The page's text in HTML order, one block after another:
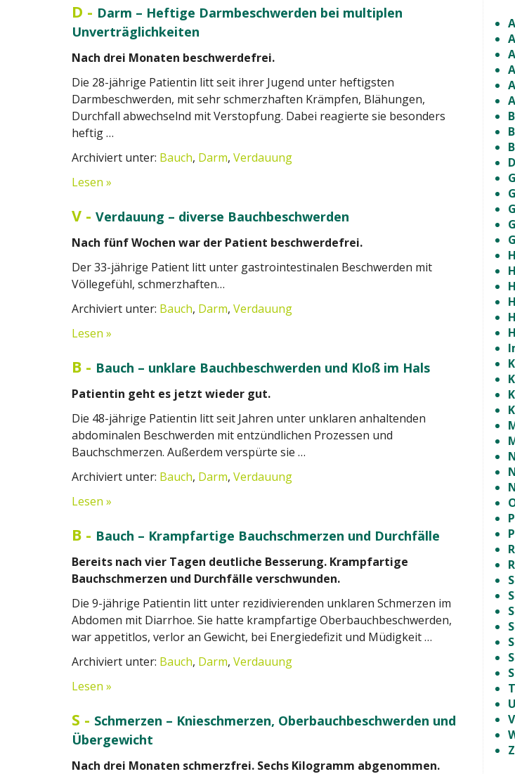
D - Darm – Heftige Darmbeschwerden bei multiplen
Unverträglichkeiten
Nach drei Monaten beschwerdefrei.
Die 28-jährige Patientin litt seit ihrer Jugend unter heftigsten
Darmbeschwerden, mit sehr schmerzhaften Krämpfen, Blähungen,
Durchfall abwechselnd mit Verstopfung. Dabei reagierte sie besonders
heftig …
Archiviert unter: Bauch, Darm, Verdauung
Lesen »
V - Verdauung – diverse Bauchbeschwerden
Nach fünf Wochen war der Patient beschwerdefrei.
Der 33-jährige Patient litt unter gastrointestinalen Beschwerden mit
Völlegefühl, schmerzhaften…
Archiviert unter: Bauch, Darm, Verdauung
Lesen »
B - Bauch – unklare Bauchbeschwerden und Kloß im Hals
Patientin geht es jetzt wieder gut.
Die 48-jährige Patientin litt seit Jahren unter unklaren anhaltenden
abdominalen Beschwerden mit entzündlichen Prozessen und
Bauchschmerzen. Außerdem verspürte sie …
Archiviert unter: Bauch, Darm, Verdauung
Lesen »
B - Bauch – Krampfartige Bauchschmerzen und Durchfälle
Bereits nach vier Tagen deutliche Besserung. Krampfartige
Bauchschmerzen und Durchfälle verschwunden.
Die 9-jährige Patientin litt unter rezidivierenden unklaren Schmerzen im
Abdomen mit Diarrhoe. Sie hatte krampfartige Oberbauchbeschwerden,
war appetitlos, verlor an Gewicht, bei Energiedefizit und Müdigkeit …
Archiviert unter: Bauch, Darm, Verdauung
Lesen »
S - Schmerzen – Knieschmerzen, Oberbauchbeschwerden und
Übergewicht
Nach drei Monaten schmerzfrei. Sechs Kilogramm abgenommen.